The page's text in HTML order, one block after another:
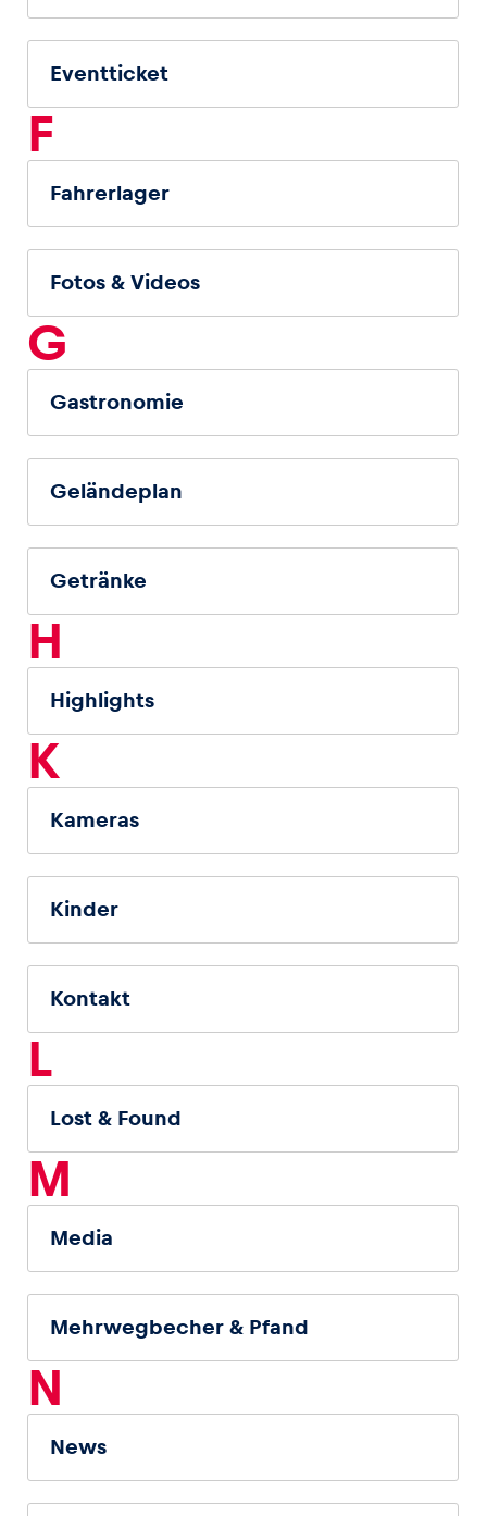
Eventticket
F
Fahrerlager
Fotos & Videos
G
Gastronomie
Geländeplan
Getränke
H
Highlights
K
Kameras
Kinder
Kontakt
L
Lost & Found
M
Media
Mehrwegbecher & Pfand
N
News